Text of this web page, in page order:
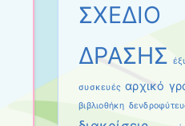
ΣΧΕΔΙΟ
ΔΡΑΣΗΣ
συσκευές αρχικό
βιβλιοθήκη